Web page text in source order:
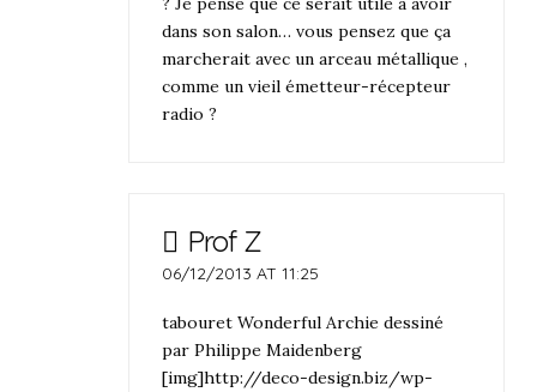
dans son salon… vous pensez que ça
marcherait avec un arceau métallique ,
comme un vieil émetteur-récepteur
radio ?
Prof Z
06/12/2013 AT 11:25
tabouret Wonderful Archie dessiné
par Philippe Maidenberg
[img]http://deco-design.biz/wp-